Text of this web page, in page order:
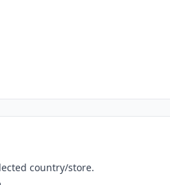
country/store.